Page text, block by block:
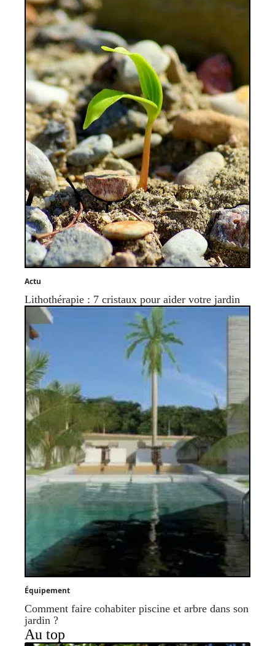
Actu
Lithothérapie : 7 cristaux pour aider votre jardin
Équipement
Comment faire cohabiter piscine et arbre dans son
jardin ?
Au top